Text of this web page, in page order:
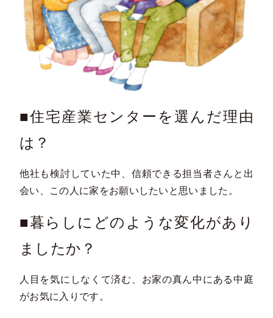
■住宅産業センターを選んだ理由
は？
他社も検討していた中、信頼できる担当者さんと出
会い、この人に家をお願いしたいと思いました。
■暮らしにどのような変化があり
ましたか？
人目を気にしなくて済む、お家の真ん中にある中庭
がお気に入りです。